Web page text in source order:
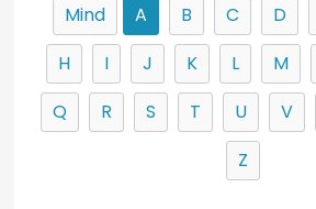
Mind A B C D
H
I J K L M
Q
R S T U V
Z